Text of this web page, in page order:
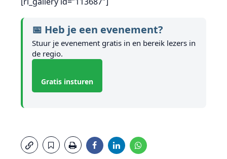
📅 Heb je een evenement?
Stuur je evenement gratis in en bereik lezers in
de regio.
Gratis insturen